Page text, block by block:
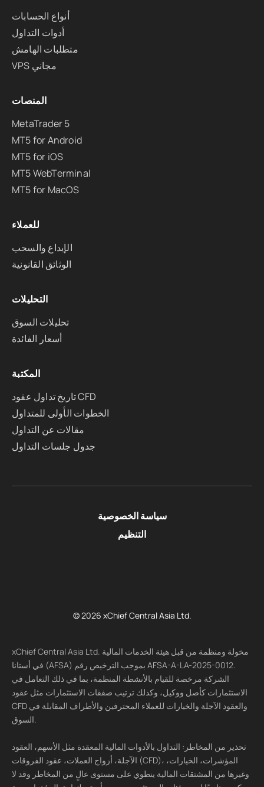
أنواع الحسابات
أدوات التداول
متطلبات الهامش
VPS مجاني
المنصات
MetaTrader 5
MT5 for Android
MT5 for iOS
MT5 WebTerminal
MT5 for MacOS
للعملاء
الإيداع والسحب
الوثائق القانونية
التحليلات
تحليلات السوق
أسعار الفائدة
المكتبة
تاريخ تداول عقود CFD
الخطوات الأولى للمتداول
مقالات عن التداول
جدول جلسات التداول
سياسة الخصوصية
التنظيم
© 2026 xChief Central Asia Ltd.
xChief Central Asia Ltd. مخولة ومنظمة من قبل هيئة الخدمات المالية
في أستانا (AFSA) بموجب الترخيص رقم AFSA-A-LA-2025-0012.
الشركة مرخصة للقيام بالأنشطة المنظمة، بما في ذلك التعامل في
الاستثمارات كأصل ووكيل، وكذلك ترتيب صفقات الاستثمارات مثل عقود
CFD والعقود الآجلة والخيارات للعملاء المحترفين والأطراف المقابلة في
السوق.
تحذير من المخاطر: التداول بالأدوات المالية المعقدة مثل الأسهم، العقود
الآجلة، أزواج العملات، عقود الفروقات (CFD)، المؤشرات، الخيارات،
وغيرها من المشتقات المالية ينطوي على مستوى عالٍ من المخاطر وقد لا